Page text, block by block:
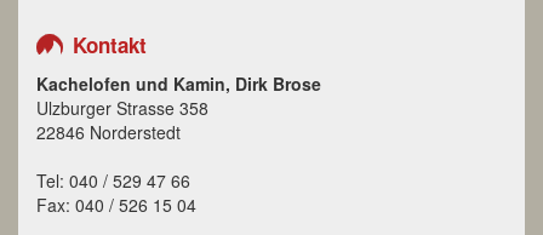
Kontakt
Kachelofen und Kamin, Dirk Brose
Ulzburger Strasse 358
22846 Norderstedt
Tel: 040 / 529 47 66
Fax: 040 / 526 15 04